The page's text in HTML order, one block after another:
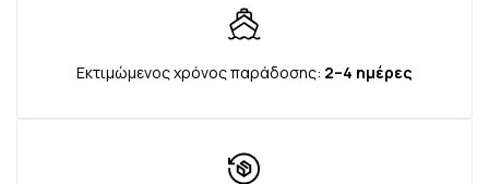
Εκτιμώμενος χρόνος παράδοσης: 2–4 ημέρες